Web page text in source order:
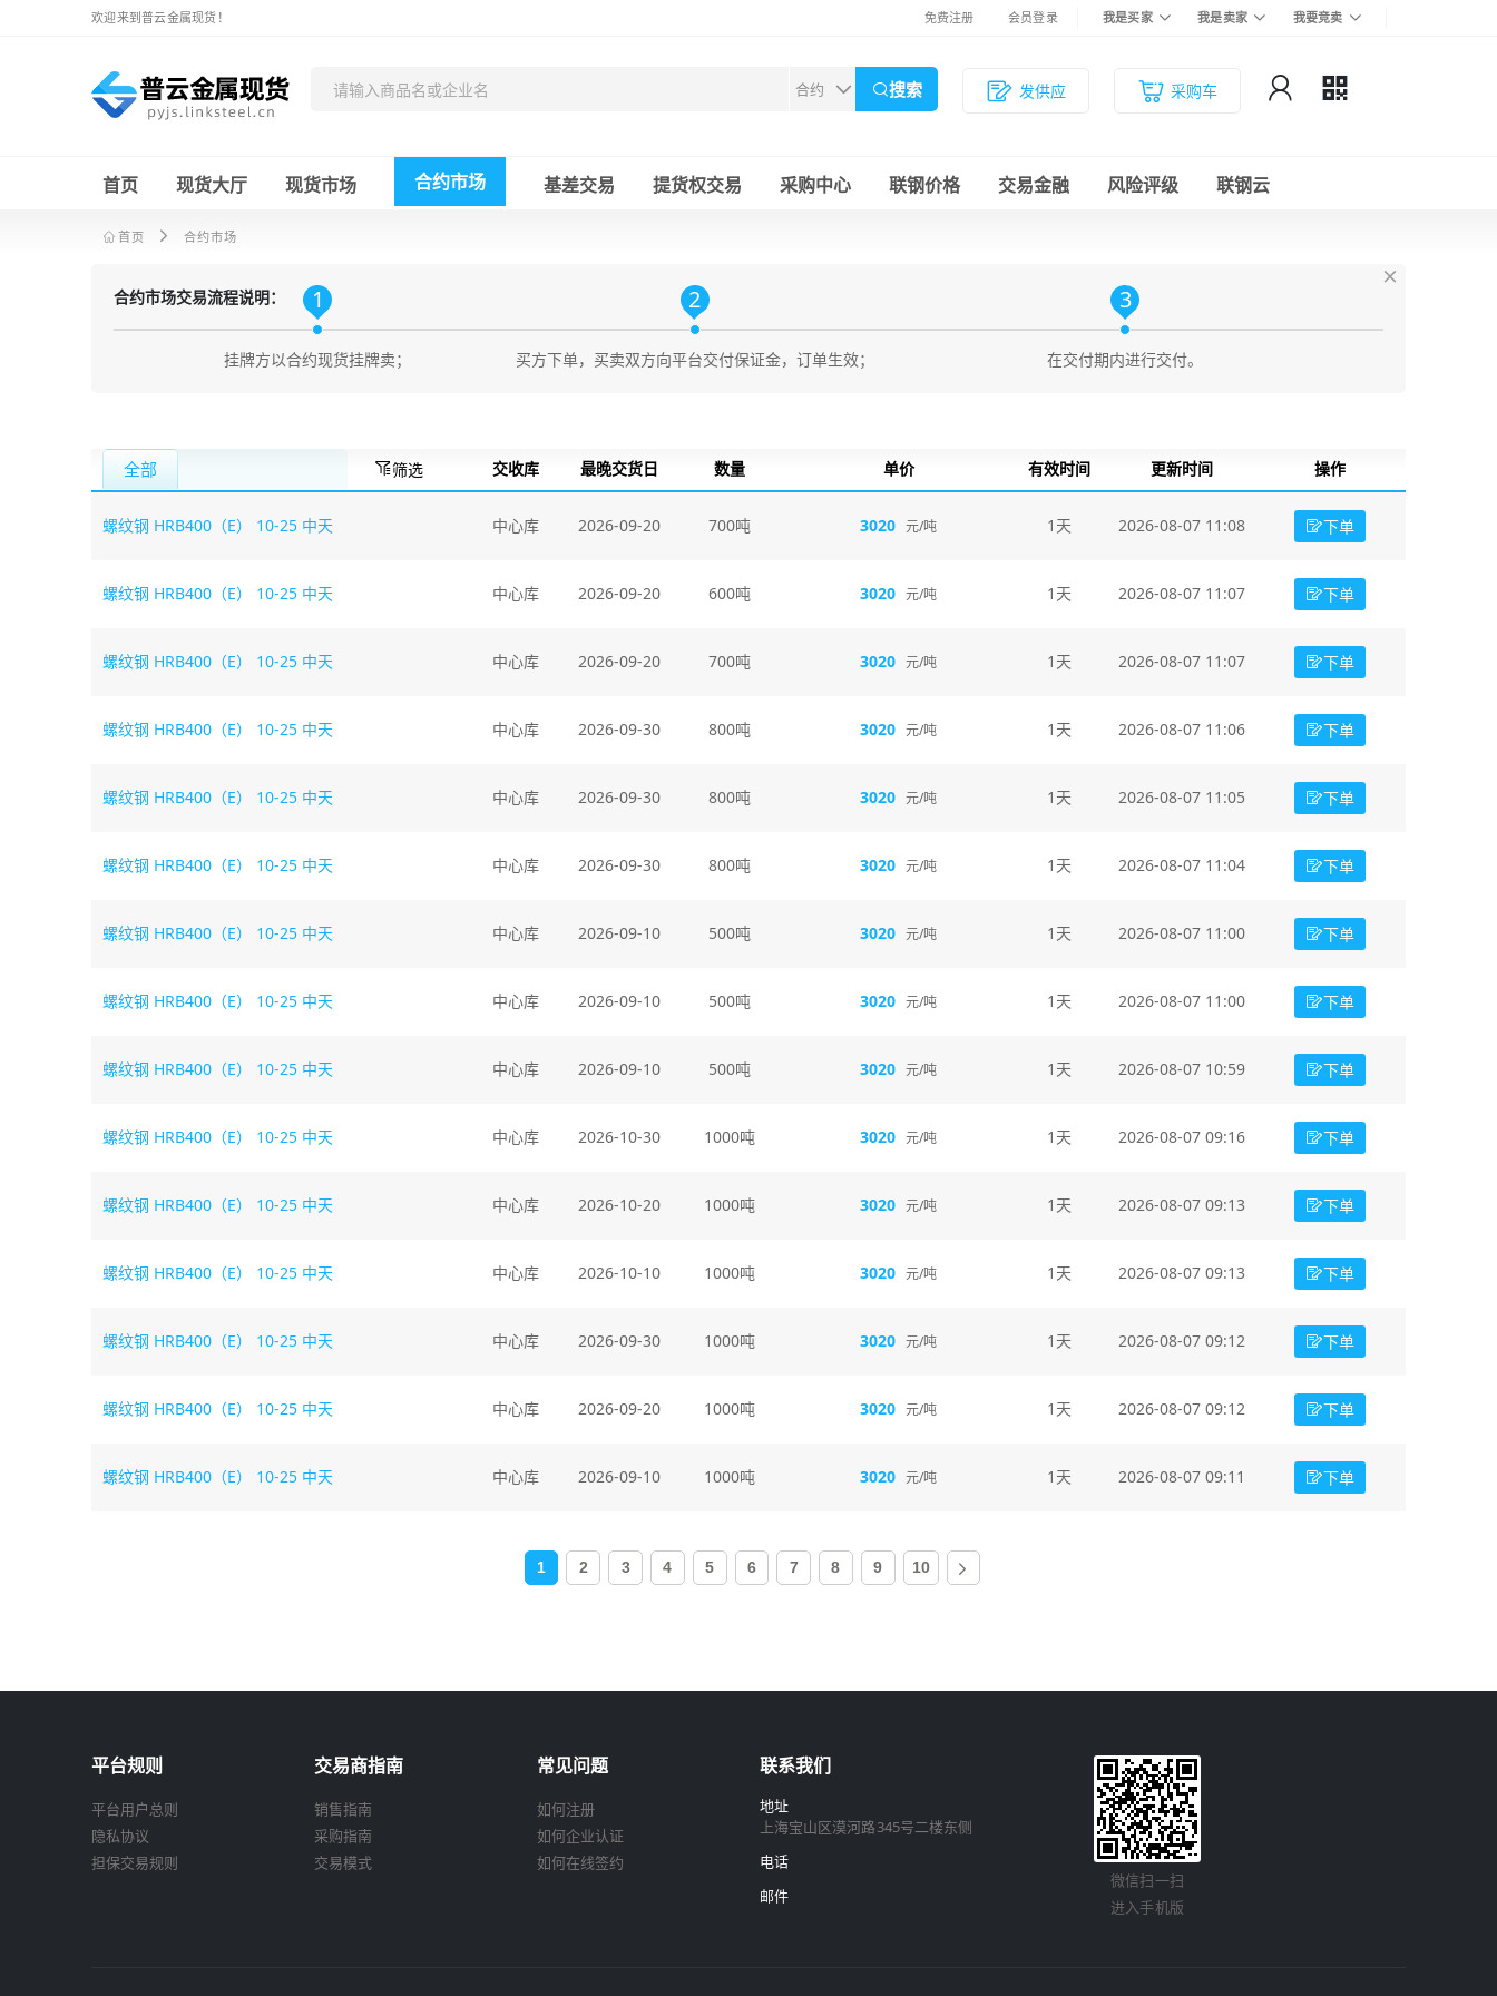
欢迎来到普云金属现货！ 免费注册 会员登录 我是买家 我是卖家 我要竞卖
搜索 发供应 采购车
首页 现货大厅 现货市场 合约市场 基差交易 提货权交易 采购中心 联钢价格 交易金融 风险评级 联钢云
首页 合约市场
合约市场交易流程说明： 1
挂牌方以合约现货挂牌卖；
2
买方下单，买卖双方向平台交付保证金，订单生效；
3
在交付期内进行交付。
全部 筛选 交收库 最晚交货日 数量 单价 有效时间 更新时间 操作
螺纹钢 HRB400（E） 10-25 中天 中心库 2026-09-20 700吨 3020 元/吨 1天 2026-08-07 11:08 下单
螺纹钢 HRB400（E） 10-25 中天 中心库 2026-09-20 600吨 3020 元/吨 1天 2026-08-07 11:07 下单
螺纹钢 HRB400（E） 10-25 中天 中心库 2026-09-20 700吨 3020 元/吨 1天 2026-08-07 11:07 下单
螺纹钢 HRB400（E） 10-25 中天 中心库 2026-09-30 800吨 3020 元/吨 1天 2026-08-07 11:06 下单
螺纹钢 HRB400（E） 10-25 中天 中心库 2026-09-30 800吨 3020 元/吨 1天 2026-08-07 11:05 下单
螺纹钢 HRB400（E） 10-25 中天 中心库 2026-09-30 800吨 3020 元/吨 1天 2026-08-07 11:04 下单
螺纹钢 HRB400（E） 10-25 中天 中心库 2026-09-10 500吨 3020 元/吨 1天 2026-08-07 11:00 下单
螺纹钢 HRB400（E） 10-25 中天 中心库 2026-09-10 500吨 3020 元/吨 1天 2026-08-07 11:00 下单
螺纹钢 HRB400（E） 10-25 中天 中心库 2026-09-10 500吨 3020 元/吨 1天 2026-08-07 10:59 下单
螺纹钢 HRB400（E） 10-25 中天 中心库 2026-10-30 1000吨 3020 元/吨 1天 2026-08-07 09:16 下单
螺纹钢 HRB400（E） 10-25 中天 中心库 2026-10-20 1000吨 3020 元/吨 1天 2026-08-07 09:13 下单
螺纹钢 HRB400（E） 10-25 中天 中心库 2026-10-10 1000吨 3020 元/吨 1天 2026-08-07 09:13 下单
螺纹钢 HRB400（E） 10-25 中天 中心库 2026-09-30 1000吨 3020 元/吨 1天 2026-08-07 09:12 下单
螺纹钢 HRB400（E） 10-25 中天 中心库 2026-09-20 1000吨 3020 元/吨 1天 2026-08-07 09:12 下单
螺纹钢 HRB400（E） 10-25 中天 中心库 2026-09-10 1000吨 3020 元/吨 1天 2026-08-07 09:11 下单
1(current)
2 3 4 5 6 7 8 9 10
平台规则
平台用户总则
隐私协议
担保交易规则
交易商指南
销售指南
采购指南
交易模式
常见问题
如何注册
如何企业认证
如何在线签约
联系我们
地址
上海宝山区漠河路345号二楼东侧
电话
邮件
微信扫一扫
进入手机版